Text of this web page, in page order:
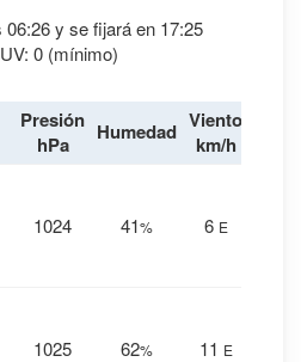
y se fijará en 17:25
0 (mínimo)
Presión
hPa
Humedad Viento
km/h
1024 41% 6 E
1025 62% 11 E